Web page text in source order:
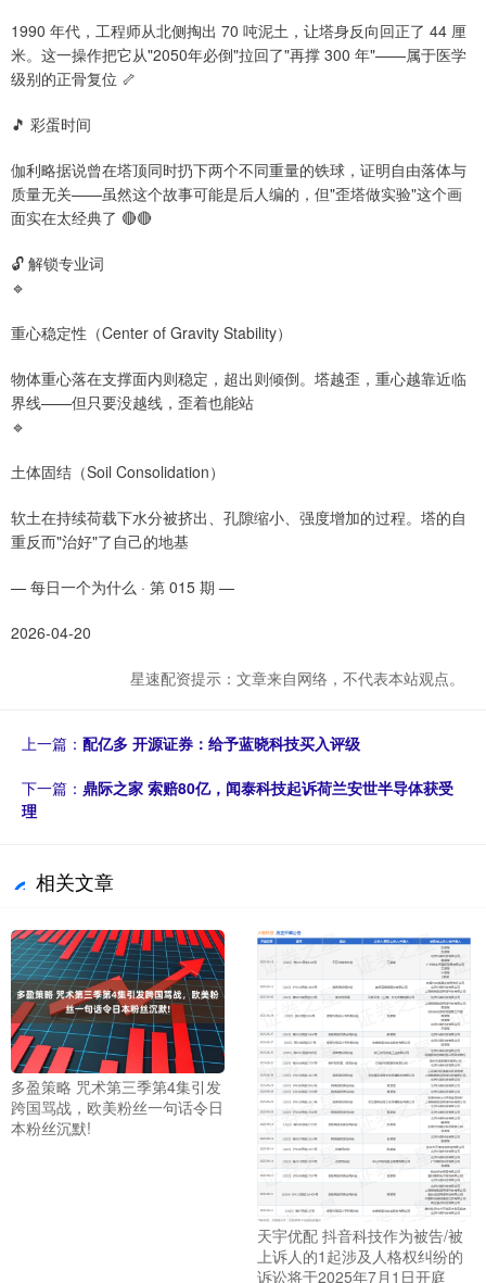
1990 年代，工程师从北侧掏出 70 吨泥土，让塔身反向回正了 44 厘
米。这一操作把它从"2050年必倒"拉回了"再撑 300 年"——属于医学
级别的正骨复位 🦴
🎵 彩蛋时间
伽利略据说曾在塔顶同时扔下两个不同重量的铁球，证明自由落体与
质量无关——虽然这个故事可能是后人编的，但"歪塔做实验"这个画
面实在太经典了 🔴🔴
🔓 解锁专业词
🔹
重心稳定性（Center of Gravity Stability）
物体重心落在支撑面内则稳定，超出则倾倒。塔越歪，重心越靠近临
界线——但只要没越线，歪着也能站
🔹
土体固结（Soil Consolidation）
软土在持续荷载下水分被挤出、孔隙缩小、强度增加的过程。塔的自
重反而"治好"了自己的地基
— 每日一个为什么 · 第 015 期 —
2026-04-20
星速配资提示：文章来自网络，不代表本站观点。
上一篇： 配亿多 开源证券：给予蓝晓科技买入评级
下一篇： 鼎际之家 索赔80亿，闻泰科技起诉荷兰安世半导体获受
理
相关文章
多盈策略 咒术第三季第4集引发
跨国骂战，欧美粉丝一句话令日
本粉丝沉默!
天宇优配 抖音科技作为被告/被
上诉人的1起涉及人格权纠纷的
诉讼将于2025年7月1日开庭